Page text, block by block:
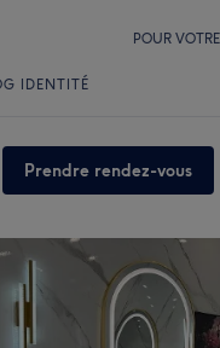
POUR
IDENTITÉ
Prendre rendez-vous